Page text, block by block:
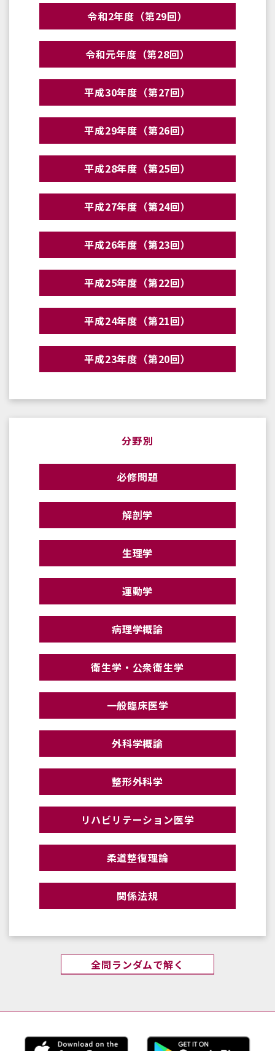
令和2年度（第29回）
令和元年度（第28回）
平成30年度（第27回）
平成29年度（第26回）
平成28年度（第25回）
平成27年度（第24回）
平成26年度（第23回）
平成25年度（第22回）
平成24年度（第21回）
平成23年度（第20回）
分野別
必修問題
解剖学
生理学
運動学
病理学概論
衛生学・公衆衛生学
一般臨床医学
外科学概論
整形外科学
リハビリテーション医学
柔道整復理論
関係法規
全問ランダムで解く